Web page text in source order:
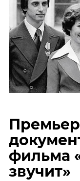
фильма
звучит»